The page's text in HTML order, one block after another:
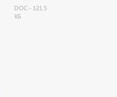
DOC - 121.5
КБ